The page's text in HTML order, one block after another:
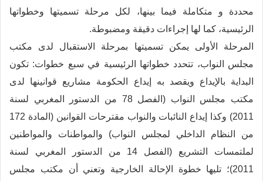
محددة و متكاملة فيما بينها، لكل مرحلة تسميتها وخطواتها
الرئيسية، كما لها إجراءات دقيقة ومضبوطة.
المرحلة الأولى يمكن تسميتها بمرحلة الاستقبال لدى مكتب
مجلس النواب، تتحدد خطواتها الرئيسية في سبع خطوات: تكون
البداية بالإيداع ويقصد به إيداع الحكومة مشاريع قوانينها لدى
مكتب مجلس النواب (الفصل 78 من الدستور المغربي لسنة
2011) وكذا إيداع النائبات والنواب مقترحات القوانين (المادة 172
من النظام الداخلي لمجلس النواب) والمواطنات والمواطنين
لملتمسات التشريع (الفصل 14 من الدستور المغربي لسنة
2011)؛ تليها خطوة الإحالة الخارجية وتعني أن مكتب مجلس